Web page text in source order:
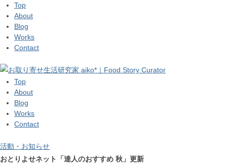
Top
About
Blog
Works
Contact
Top
About
Blog
Works
Contact
活動・お知らせ
おとりよせネット「達人のおすすめ 秋」更新